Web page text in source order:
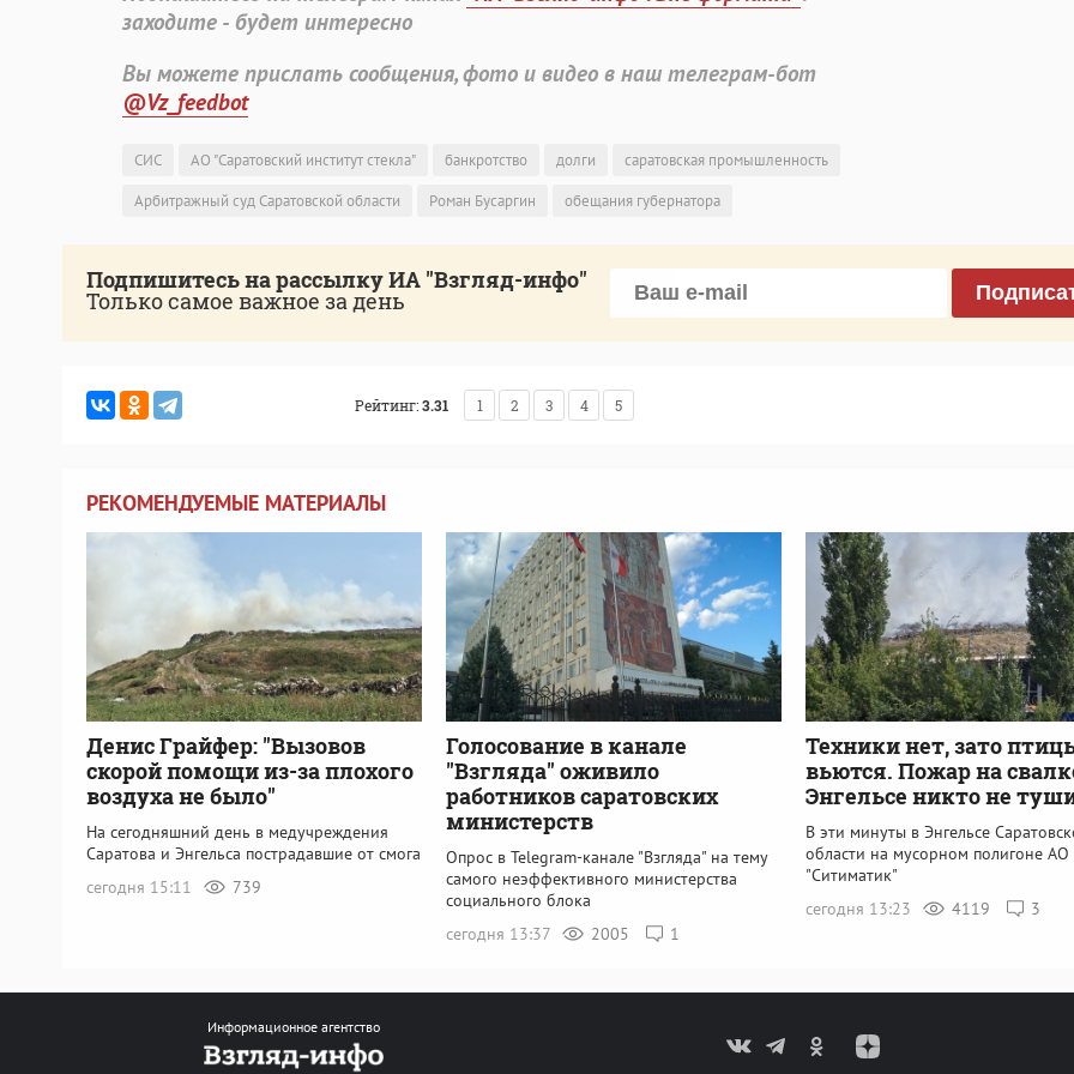
заходите - будет интересно
Вы можете прислать сообщения, фото и видео в наш телеграм-бот
@Vz_feedbot
СИС АО "Саратовский институт стекла" банкротство долги
саратовская промышленность
Арбитражный суд Саратовской области
Роман Бусаргин обещания губернатора
Подпишитесь на рассылку ИА "Взгляд-инфо"
Только самое важное за день
Рейтинг:3.31 1 2 3 4 5
РЕКОМЕНДУЕМЫЕ МАТЕРИАЛЫ
Денис Грайфер: "Вызовов
скорой помощи из-за плохого
воздуха не было"
На сегодняшний день в медучреждения
Саратова и Энгельса пострадавшие от смога
сегодня 15:11
739
Голосование в канале
"Взгляда" оживило
работников саратовских
министерств
Опрос в Telegram-канале "Взгляда" на тему
самого неэффективного министерства
социального блока
сегодня 13:37
2005 1
Техники нет, зато
вьются. Пожар на
Энгельсе никто не
В эти минуты в Энгельсе
области на мусорном полигоне АО
"Ситиматик"
сегодня 13:23
4119 3
Информационное агентство